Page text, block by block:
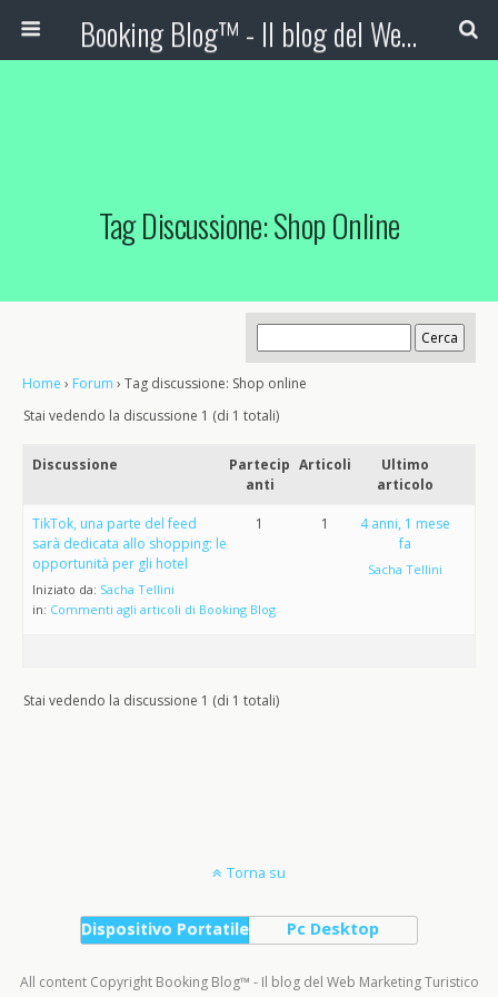
Booking Blog™ - Il blog del Web Marketing Turistico
Tag Discussione: Shop Online
Home › Forum › Tag discussione: Shop online
Stai vedendo la discussione 1 (di 1 totali)
Discussione
Partecip
anti
Articoli
Ultimo
articolo
TikTok, una parte del feed
sarà dedicata allo shopping: le
opportunità per gli hotel
Iniziato da: Sacha Tellini
in: Commenti agli articoli di Booking Blog
1 1
4 anni, 1 mese
fa
Sacha Tellini
Stai vedendo la discussione 1 (di 1 totali)
Torna su
Dispositivo Portatile Pc Desktop
All content Copyright Booking Blog™ - Il blog del Web Marketing Turistico